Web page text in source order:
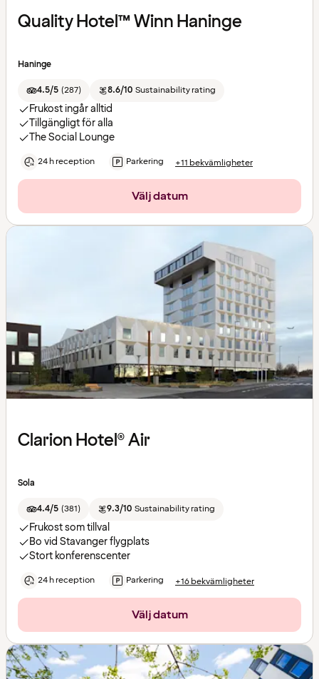
Quality Hotel™ Winn Haninge
Haninge
4.5/5 (287) 8.6/10 Sustainability rating
Frukost ingår alltid
Tillgängligt för alla
The Social Lounge
24 h reception Parkering +11 bekvämligheter
Välj datum
Clarion Hotel® Air
Sola
4.4/5 (381) 9.3/10 Sustainability rating
Frukost som tillval
Bo vid Stavanger flygplats
Stort konferenscenter
24 h reception Parkering +16 bekvämligheter
Välj datum